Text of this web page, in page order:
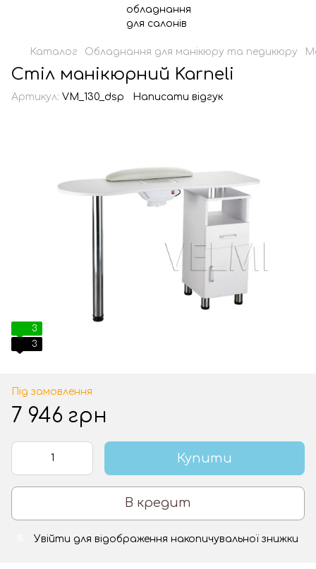
Каталог Обладнання для манікюру та педикюру
Стіл манікюрний Karneli
Артикул: VM_130_dsp Написати відгук
3
3
Під замовлення
7 946 грн
Купити
В кредит
Увійти для відображення накопичувальної знижки